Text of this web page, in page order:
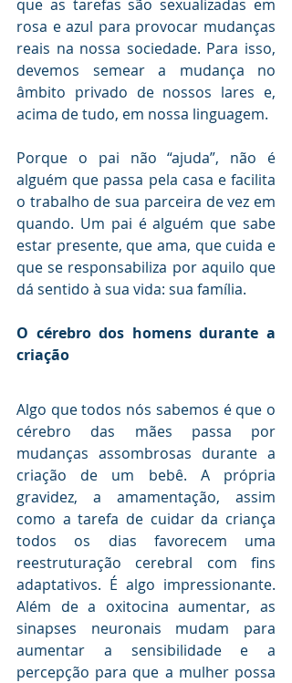
que as tarefas são sexualizadas em
rosa e azul para provocar mudanças
reais na nossa sociedade. Para isso,
devemos semear a mudança no
âmbito privado de nossos lares e,
acima de tudo, em nossa linguagem.
Porque o pai não “ajuda”, não é
alguém que passa pela casa e facilita
o trabalho de sua parceira de vez em
quando. Um pai é alguém que sabe
estar presente, que ama, que cuida e
que se responsabiliza por aquilo que
dá sentido à sua vida: sua família.
O cérebro dos homens durante a
criação
Algo que todos nós sabemos é que o
cérebro das mães passa por
mudanças assombrosas durante a
criação de um bebê. A própria
gravidez, a amamentação, assim
como a tarefa de cuidar da criança
todos os dias favorecem uma
reestruturação cerebral com fins
adaptativos. É algo impressionante.
Além de a oxitocina aumentar, as
sinapses neuronais mudam para
aumentar a sensibilidade e a
percepção para que a mulher possa